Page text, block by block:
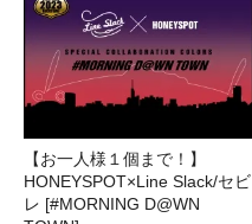
【お一人様１個まで！】
HONEYSPOT×Line Slack/セビ
レ [#MORNING D@WN